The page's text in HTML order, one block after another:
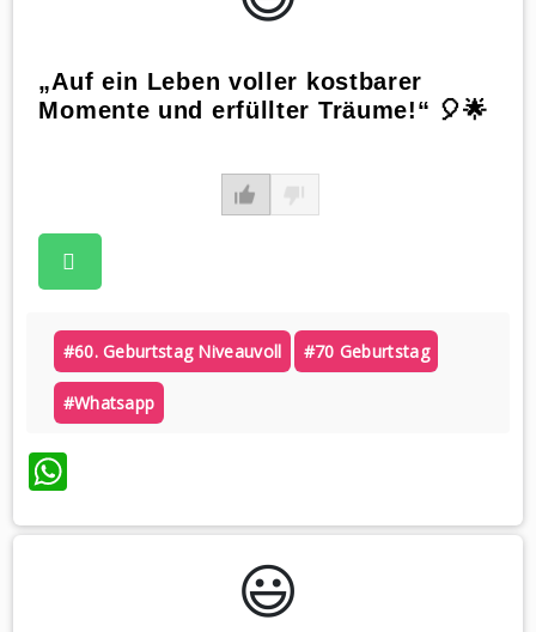
„Auf ein Leben voller kostbarer
Momente und erfüllter Träume!“ 🎈🌟
#60. Geburtstag Niveauvoll #70 Geburtstag
#whatsapp
WhatsApp
😃️